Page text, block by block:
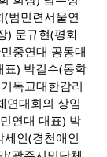
범민련서울연
) 문규현(평화
중연대 공동대
표) 박길수(동학
독교대한감리
연대회의 상임
연대 대표) 박
인(경천애인